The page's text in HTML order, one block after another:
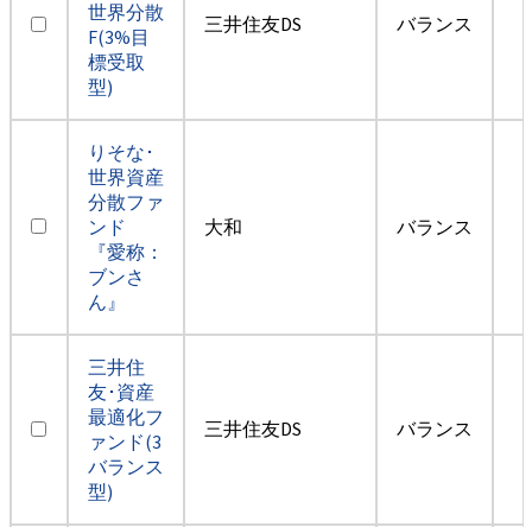
世界分散
F(3%目
標受取
型)
三井住友DS バランス
りそな･
世界資産
分散ファ
ンド
『愛称：
ブンさ
ん』
大和 バランス
三井住
友･資産
最適化フ
ァンド(3
バランス
型)
三井住友DS バランス